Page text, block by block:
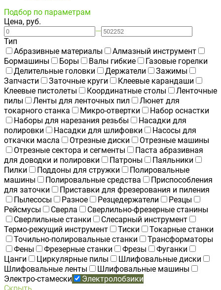
Подбор по параметрам
Цена, руб.
—
Тип
Абразивные материалы
Алмазный инструмент
Бормашины
Боры Валы гибкие
Газовые горелки
Делительные головки
Держатели
Зажимы
Запчасти
Заточные круги
Клеевые карандаши
Клеевые пистолеты
Координатные столы
Ленточные
пилы
Ленты для ленточных пил
Люнет для
токарного станка
Микро-отвертки
Набор оснастки
Наборы для нарезания резьбы
Насадки для
полировки
Насадки для шлифовки
Насосы для
откачки масла
Отрезные диски
Отрезные машины
Отрезные сектора и сегменты
Паста абразивная
для доводки и полировки
Патроны
Паяльники
Пилки
Поддоны для стружки
Полировальные
машины
Полировальные средства
Приспособления
для заточки
Приставки для фрезерования и пиления
Пылесосы
Разное Резцедержатели
Резцы
Рейсмусы
Сверла
Сверлильно-фрезерные станины
Сверлильные станки
Слесарный инструмент
Термо-режущий инструмент
Тиски
Токарные станки
Точильно-полировальные станки
Трансформаторы
Фены
Фрезерные станки Фрезы
Фуганки
Цанги
Циркулярные пилы
Шлифовальные диски
Шлифовальные ленты
Шлифовальные машины
Электро-стамески
Электролобзики